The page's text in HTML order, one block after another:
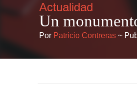
Actualidad
Un
Por Patricio Contreras ~